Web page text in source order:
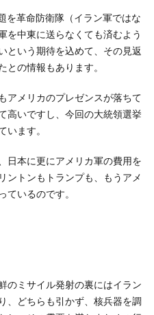
を革命防衛隊（イラン軍ではな
を中東に送らなくても済むよう
という期待を込めて、その見返
との情報もあります。
アメリカのプレゼンスが落ちて
高いですし、今回の大統領選挙
います。
日本に更にアメリカ軍の費用を
ントンもトランプも、もうアメ
ているのです。
のミサイル発射の裏にはイラン
、どちらも引かず、核兵器を調